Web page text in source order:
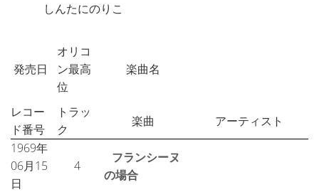
しんたにのりこ
発売日
オリコ
ン最高
位
楽曲名
レコー
ド番号
トラッ
ク
楽曲
アーティスト
1969年
06月15
日
4
フランシーヌ
の場合